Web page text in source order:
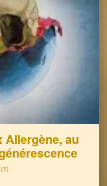
Allergène, au